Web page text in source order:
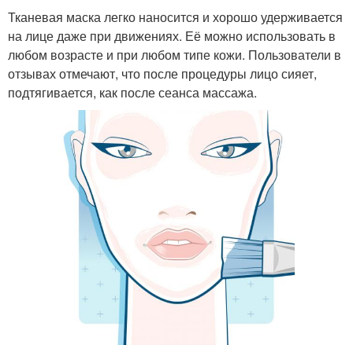
Тканевая маска легко наносится и хорошо удерживается
на лице даже при движениях. Её можно использовать в
любом возрасте и при любом типе кожи. Пользователи в
отзывах отмечают, что после процедуры лицо сияет,
подтягивается, как после сеанса массажа.